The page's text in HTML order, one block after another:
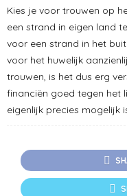
Kies je voor trouwen op
een strand in eigen land
voor een strand in het
voor het huwelijk
trouwen, is het dus erg
financiën goed tegen het
eigenlijk precies mogelijk